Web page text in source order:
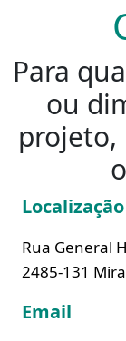
Para
ou
projeto,
Localização
Rua General
2485-131
Email